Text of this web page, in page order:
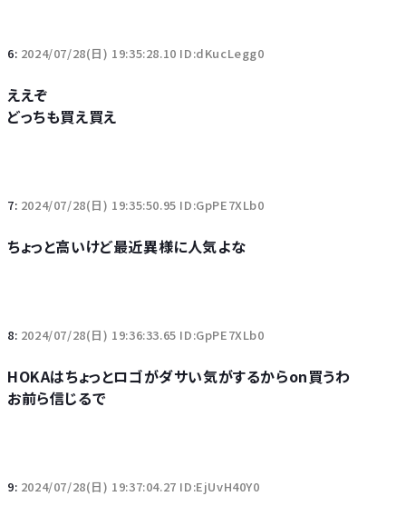
6: 2024/07/28(日) 19:35:28.10 ID:dKucLegg0
ええぞ
どっちも買え買え
7: 2024/07/28(日) 19:35:50.95 ID:GpPE7XLb0
ちょっと高いけど最近異様に人気よな
8: 2024/07/28(日) 19:36:33.65 ID:GpPE7XLb0
HOKAはちょっとロゴがダサい気がするからon買うわ
お前ら信じるで
9: 2024/07/28(日) 19:37:04.27 ID:EjUvH40Y0